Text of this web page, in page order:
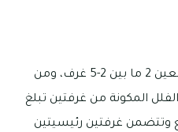
تتراوح عدد الغرف في فلل معين 2 ما بين 2-5 غرف، ومن
المكونة من غرفتين تبلغ
قدم مربع وتتضمن غرفتين رئيسيتين